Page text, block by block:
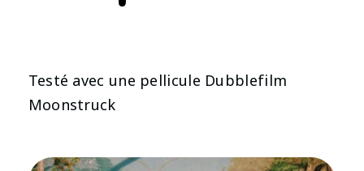
Testé avec une pellicule Dubblefilm
Moonstruck